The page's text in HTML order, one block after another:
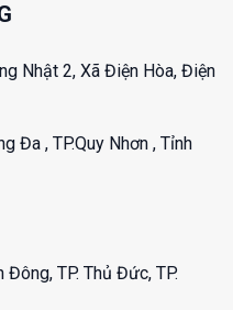
Nhật 2, Xã Điện Hòa, Điện
Đa , TP.Quy Nhơn , Tỉnh
TP. Thủ Đức, TP.